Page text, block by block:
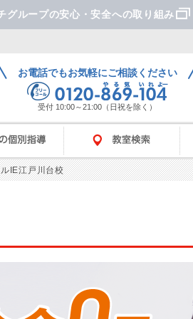
グループの安心・安全への取り組み
お電話でもお気軽にご相談ください
受付 10:00～21:00（日祝を除く）
導 教室検索
IE江戸川台校